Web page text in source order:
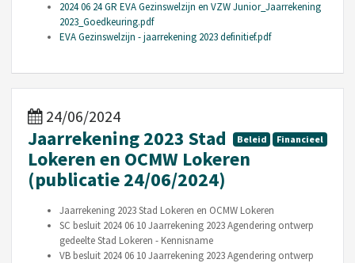
2024 06 24 GR EVA Gezinswelzijn en VZW Junior_Jaarrekening
2023_Goedkeuring.pdf
EVA Gezinswelzijn - jaarrekening 2023 definitief.pdf
24/06/2024
Beleid Financieel
Jaarrekening 2023 Stad
Lokeren en OCMW Lokeren
(publicatie 24/06/2024)
Jaarrekening 2023 Stad Lokeren en OCMW Lokeren
SC besluit 2024 06 10 Jaarrekening 2023 Agendering ontwerp
gedeelte Stad Lokeren - Kennisname
VB besluit 2024 06 10 Jaarrekening 2023 Agendering ontwerp